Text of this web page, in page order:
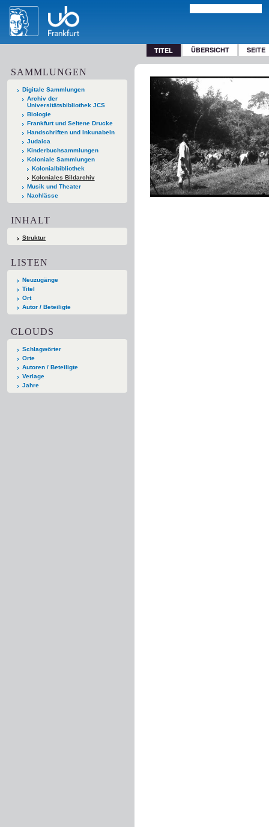
TITEL ÜBERSICHT SEITE
SAMMLUNGEN
Digitale Sammlungen
Archiv der
Universitätsbibliothek JCS
Biologie
Frankfurt und Seltene Drucke
Handschriften und Inkunabeln
Judaica
Kinderbuchsammlungen
Koloniale Sammlungen
Kolonialbibliothek
Koloniales Bildarchiv
Musik und Theater
Nachlässe
INHALT
Struktur
LISTEN
Neuzugänge
Titel
Ort
Autor / Beteiligte
CLOUDS
Schlagwörter
Orte
Autoren / Beteiligte
Verlage
Jahre